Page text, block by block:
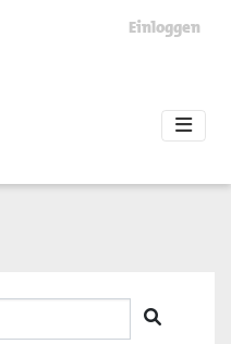
Einloggen